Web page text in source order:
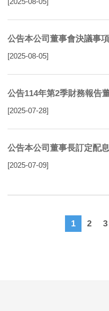
公告本公司董事會決議事項
[2025-08-05]
公告114年第2季財務報告
[2025-07-28]
公告本公司董事長訂定配
[2025-07-09]
1 2 3